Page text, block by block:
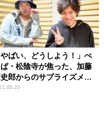
やばい、どうしよう！」ぺ
・松陰寺が焦った、加藤
郎からのサプライズメー
中身